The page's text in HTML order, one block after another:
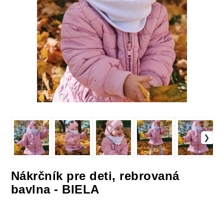
Nákrčník pre deti, rebrovaná
bavlna - BIELA